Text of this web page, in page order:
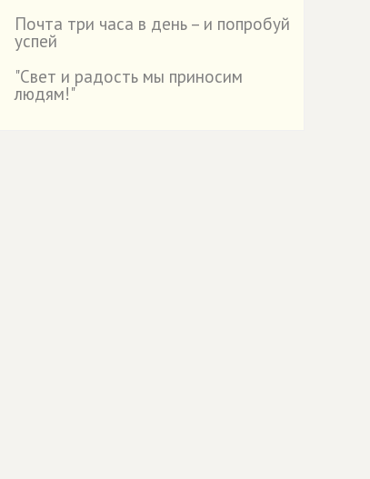
Почта три часа в день – и попробуй
успей
"Свет и радость мы приносим
людям!"